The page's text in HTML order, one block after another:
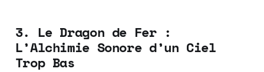
3. Le Dragon de Fer :
L’Alchimie Sonore d’un Ciel
Trop Bas